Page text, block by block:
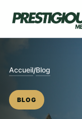
Accueil/Blog
BLOG